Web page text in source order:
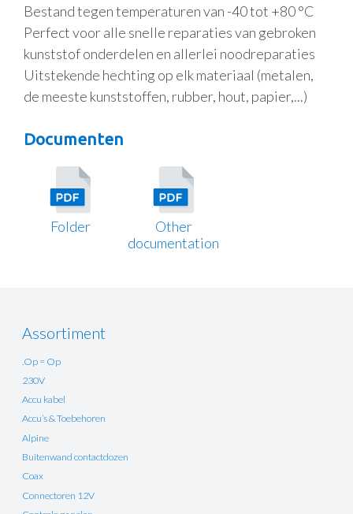
Bestand tegen temperaturen van -40 tot +80 °C
Perfect voor alle snelle reparaties van gebroken
kunststof onderdelen en allerlei noodreparaties
Uitstekende hechting op elk materiaal (metalen,
de meeste kunststoffen, rubber, hout, papier,...)
Documenten
Folder
Other
documentation
Assortiment
.Op = Op
230V
Accu kabel
Accu’s & Toebehoren
Alpine
Buitenwand contactdozen
Coax
Connectoren 12V